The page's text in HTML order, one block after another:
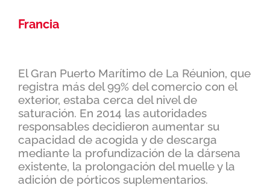
Francia
El Gran Puerto Marítimo de La Réunion, que
registra más del 99% del comercio con el
exterior, estaba cerca del nivel de
saturación. En 2014 las autoridades
responsables decidieron aumentar su
capacidad de acogida y de descarga
mediante la profundización de la dársena
existente, la prolongación del muelle y la
adición de pórticos suplementarios.